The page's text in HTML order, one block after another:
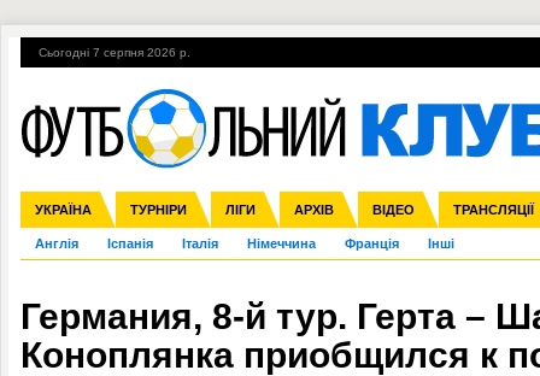
Сьогодні 7 серпня 2026 р.
УКРАЇНА ТУРНІРИ ЛІГИ АРХІВ ВІДЕО ТРАНСЛЯЦІЇ
Збірна Прем'єр-ліга Перша ліга Друга ліга Кубок України
Ліга чемпіонів Ліга Європи Міжнародні Ліга націй Ліга
Англія Іспанія Італія Німеччина Франція Інші
ЧС-2014 ЄВРО-2016 Росія Кубок конфедерацій ЧЄ-2015 (U-
Гарячі теми УПЛ, 1-й тур ВІЙНА УПЛ-ПЕРЕХОДИ
Германия, 8-й тур. Герта –
Коноплянка приобщился к